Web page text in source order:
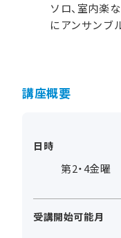
ソロ、室内楽
にアンサンブ
講座概要
日時
第2・4金曜
受講開始可能月